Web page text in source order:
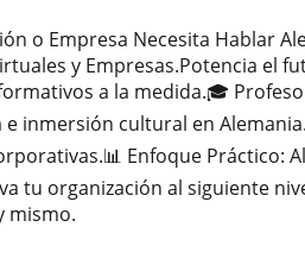
o Empresa Necesita Hablar
y Empresas.Potencia el
a la medida.🎓
e inmersión cultural en
Enfoque Práctico:
tu organización al siguiente
mismo.